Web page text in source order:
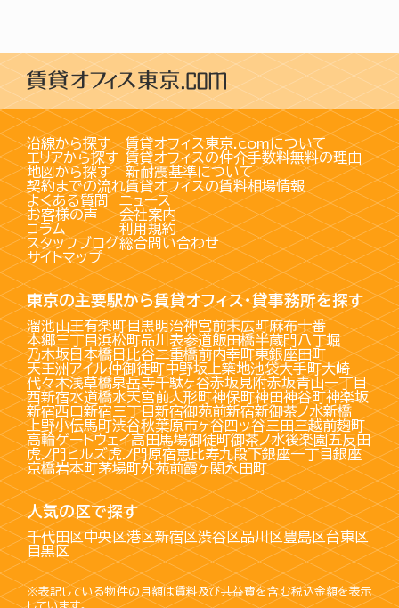
沿線から探す
エリアから探す
地図から探す
契約までの流れ
賃貸オフィス東京.comについて
賃貸オフィスの仲介手数料無料の理由
新耐震基準について
賃貸オフィスの賃料相場情報
よくある質問
お客様の声
コラム
スタッフブログ
サイトマップ
ニュース
会社案内
利用規約
総合問い合わせ
東京の主要駅から賃貸オフィス・貸事務所を探す
溜池山王有楽町目黒明治神宮前末広町麻布十番
本郷三丁目浜松町品川 表参道飯田橋半蔵門八丁堀
乃木坂日本橋日比谷二重橋前内幸町東銀座田町
天王洲アイル仲御徒町中野坂上築地池袋大手町大崎
代々木浅草橋泉岳寺千駄ヶ谷赤坂見附赤坂青山一丁目
西新宿水道橋水天宮前人形町神保町神田神谷町神楽坂
新宿西口新宿三丁目新宿御苑前新宿新御茶ノ水新橋
上野小伝馬町渋谷秋葉原市ヶ谷四ッ谷三田三越前麹町
高輪ゲートウェイ高田馬場御徒町御茶ノ水後楽園五反田
虎ノ門ヒルズ虎ノ門原宿恵比寿九段下銀座一丁目銀座
京橋岩本町茅場町外苑前霞ヶ関永田町
人気の区で探す
千代田区中央区港区新宿区渋谷区品川区豊島区台東区
目黒区
※表記している物件の月額は賃料及び共益費を含む税込金額を表示
しています。